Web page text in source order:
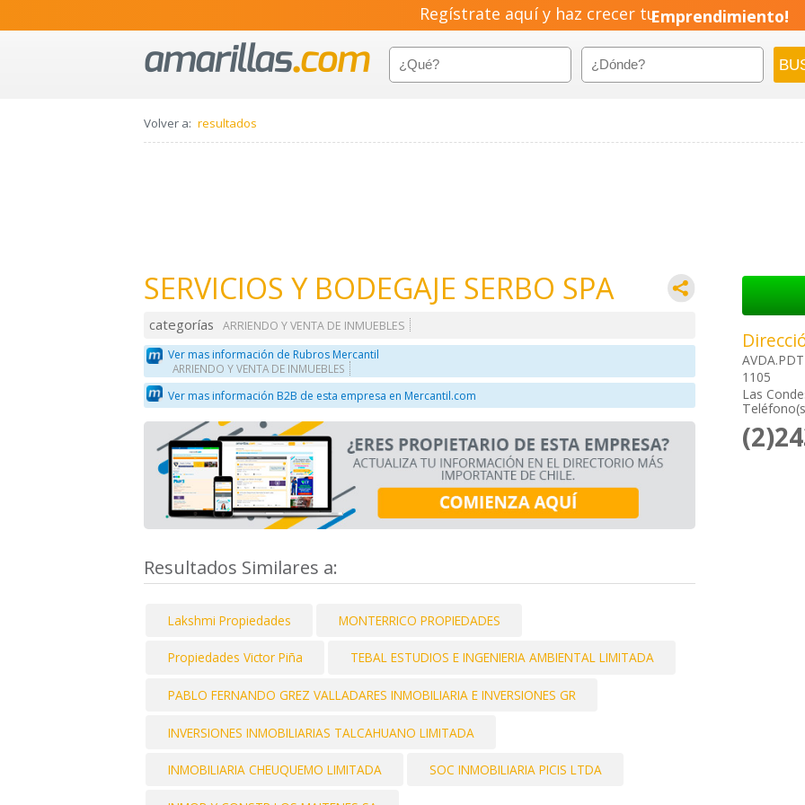
Regístrate aquí y haz crecer tuEmprendimiento!
Volver a: resultados
SERVICIOS Y BODEGAJE SERBO SPA
categorías
ARRIENDO Y VENTA DE INMUEBLES
Ver mas información de Rubros Mercantil
ARRIENDO Y VENTA DE INMUEBLES
Ver mas información B2B de esta empresa en Mercantil.com
Resultados Similares a:
Lakshmi Propiedades MONTERRICO PROPIEDADES
Propiedades Victor Piña TEBAL ESTUDIOS E INGENIERIA AMBIENTAL LIMITADA
PABLO FERNANDO GREZ VALLADARES INMOBILIARIA E INVERSIONES GR
INVERSIONES INMOBILIARIAS TALCAHUANO LIMITADA
INMOBILIARIA CHEUQUEMO LIMITADA SOC INMOBILIARIA PICIS LTDA
1105
Las